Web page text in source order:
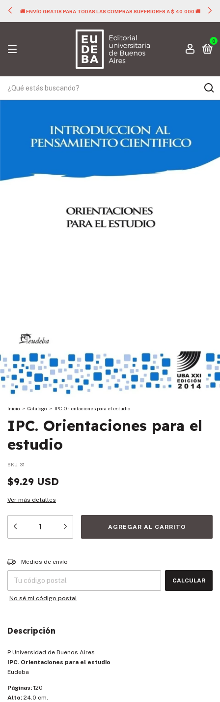
🚚 ENVÍO GRATIS PARA TODAS LAS COMPRAS SUPERIORES A $ 40.000 🚚
0
Inicio > Catalogo > IPC. Orientaciones para el estudio
IPC. Orientaciones para el
estudio
SKU: 31
$9.29 USD
Ver más detalles
Entregas para el CP:
Medios de envío
CALCULAR
No sé mi código postal
Descripción
P Universidad de Buenos Aires
IPC. Orientaciones para el estudio
Eudeba
Páginas: 120
Alto: 24.0 cm.